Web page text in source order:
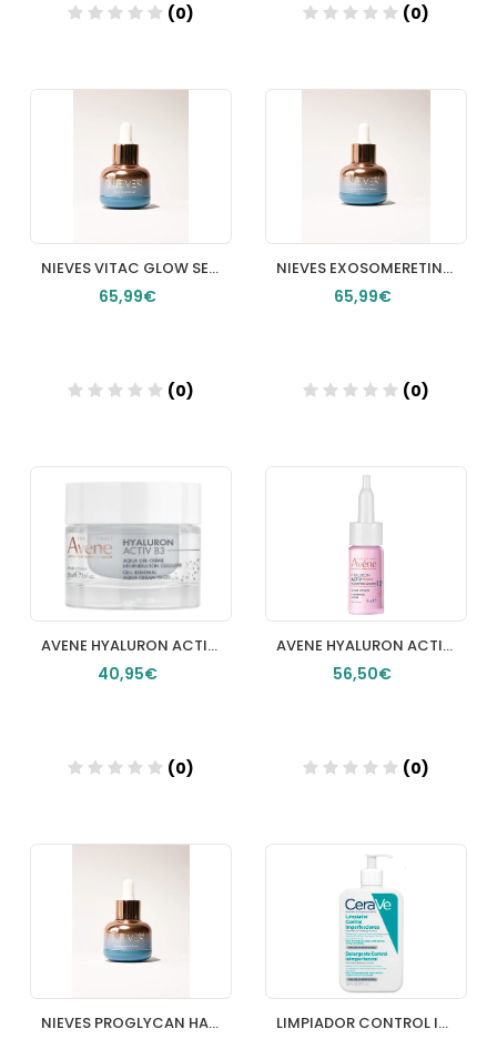
(0) (0)
NIEVES VITAC GLOW SERUM 30ML
65,99€
(0)
NIEVES EXOSOMERETINAL SERUM 30ML
65,99€
(0)
Añadir
AVENE HYALURON ACTIV B3 AQUA GEL CREMA REGENERADORA CELULAR 1 TARRO 50 ML
40,95€
(0)
AVENE HYALURON ACTIV PROCEDURE SERUM TENSOR 1 FRASCO 18 ML + 1 AMPOLLA 2 ML
56,50€
(0)
Añadir
NIEVES PROGLYCAN HA SERUM 30ML LIMPIADOR CONTROL IMPERFECCIONES CERAVE 1 ENVASE 473 ML